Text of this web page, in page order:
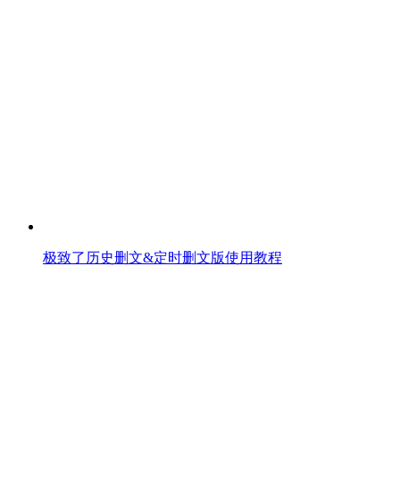
极致了历史删文&定时删文版使用教程